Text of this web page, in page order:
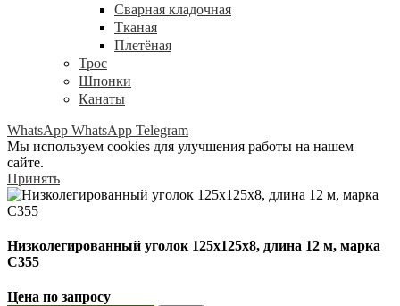
Сварная кладочная
Тканая
Плетёная
Трос
Шпонки
Канаты
WhatsApp WhatsApp Telegram
Мы используем cookies для улучшения работы на нашем
сайте.
Принять
Низколегированный уголок 125х125х8, длина 12 м, марка
С355
Цена по запросу